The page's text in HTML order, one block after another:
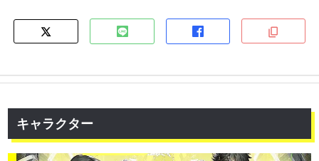
キャラクター